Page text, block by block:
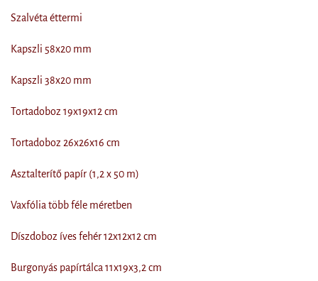
Szalvéta éttermi
Kapszli 58x20 mm
Kapszli 38x20 mm
Tortadoboz 19x19x12 cm
Tortadoboz 26x26x16 cm
Asztalterítő papír (1,2 x 50 m)
Vaxfólia több féle méretben
Díszdoboz íves fehér 12x12x12 cm
Burgonyás papírtálca 11x19x3,2 cm